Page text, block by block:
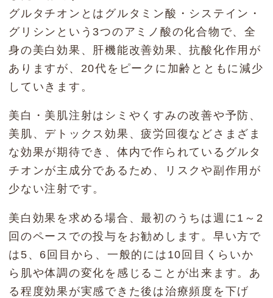
グルタチオンとはグルタミン酸・システイン・
グリシンという3つのアミノ酸の化合物で、全
身の美白効果、肝機能改善効果、抗酸化作用が
ありますが、20代をピークに加齢とともに減少
していきます。
美白・美肌注射はシミやくすみの改善や予防、
美肌、デトックス効果、疲労回復などさまざま
な効果が期待でき、体内で作られているグルタ
チオンが主成分であるため、リスクや副作用が
少ない注射です。
美白効果を求める場合、最初のうちは週に1～2
回のペースでの投与をお勧めします。早い方で
は5、6回目から、一般的には10回目くらいか
ら肌や体調の変化を感じることが出来ます。あ
る程度効果が実感できた後は治療頻度を下げ